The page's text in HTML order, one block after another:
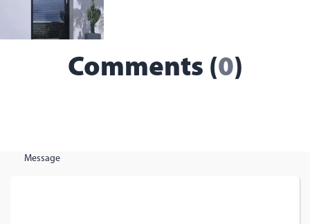
Comments (0)
Message